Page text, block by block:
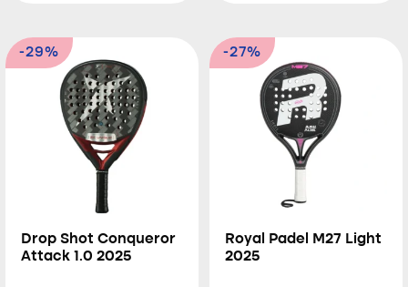
-29%
Drop Shot Conqueror
Attack 1.0 2025
-27%
Royal Padel M27 Light
2025